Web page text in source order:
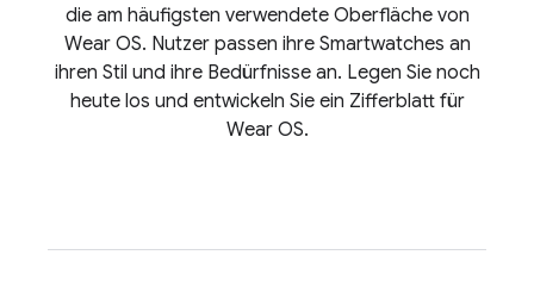
die am häufigsten verwendete Oberfläche von
Wear OS. Nutzer passen ihre Smartwatches an
ihren Stil und ihre Bedürfnisse an. Legen Sie noch
heute los und entwickeln Sie ein Zifferblatt für
Wear OS.